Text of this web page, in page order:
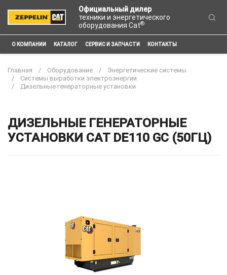
Официальный дилер
техники и энергетического
оборудования Cat®
О КОМПАНИИ КАТАЛОГ СЕРВИС И ЗАПЧАСТИ КОНТАКТЫ
Главная Оборудование
Энергетические системы
Системы выработки электроэнергии
Дизельные генераторные установки
ДИЗЕЛЬНЫЕ ГЕНЕРАТОРНЫЕ
УСТАНОВКИ CAT DE110 GC (50ГЦ)